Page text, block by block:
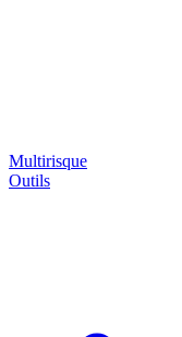
Multirisque
Outils